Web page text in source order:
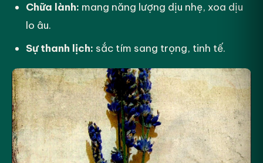
Chữa lành: mang năng lượng dịu nhẹ, xoa dịu
lo âu.
Sự thanh lịch: sắc tím sang trọng, tinh tế.